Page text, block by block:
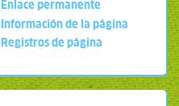
Enlace permanente
Información de la página
Registros de página